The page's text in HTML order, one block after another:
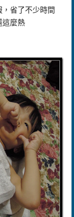
省了不少時間
這麼熱